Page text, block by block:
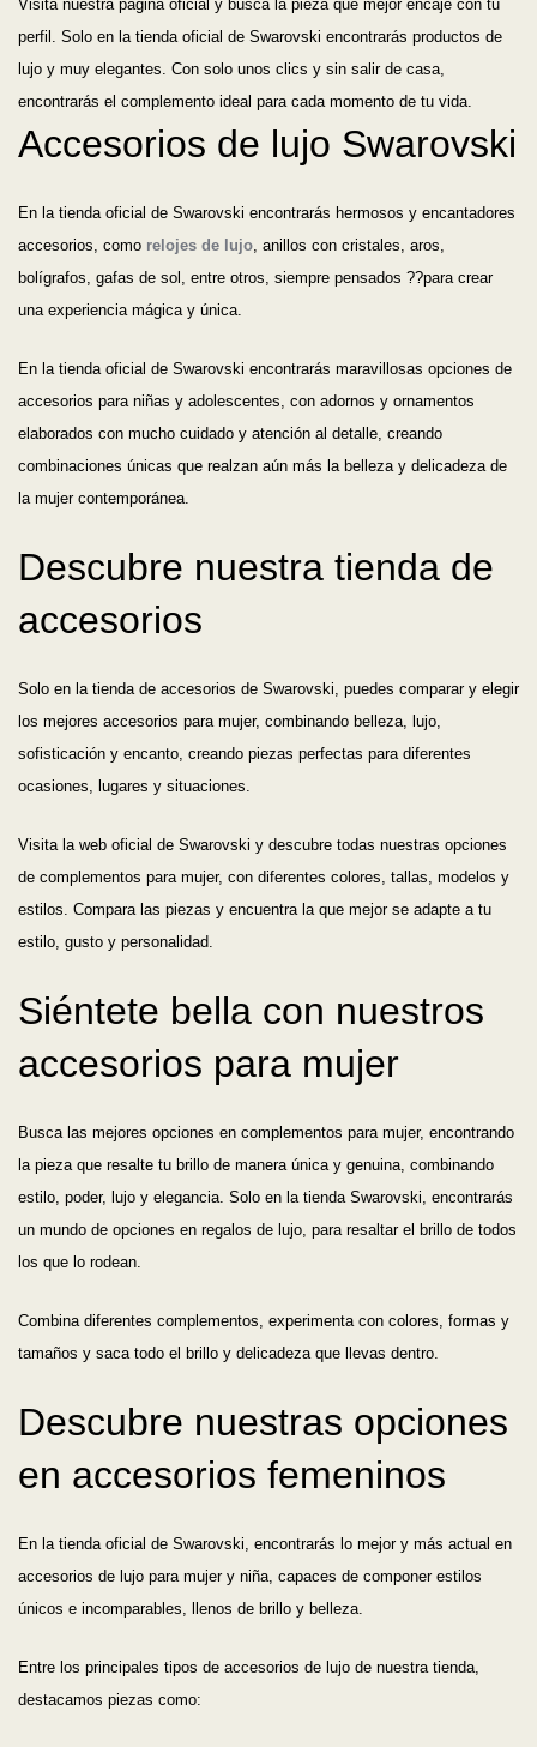
Visita nuestra página oficial y busca la pieza que mejor encaje con tu
perfil. Solo en la tienda oficial de Swarovski encontrarás productos de
lujo y muy elegantes. Con solo unos clics y sin salir de casa,
encontrarás el complemento ideal para cada momento de tu vida.
Accesorios de lujo Swarovski
En la tienda oficial de Swarovski encontrarás hermosos y encantadores
accesorios, como relojes de lujo , anillos con cristales, aros,
bolígrafos, gafas de sol, entre otros, siempre pensados ??para crear
una experiencia mágica y única.
En la tienda oficial de Swarovski encontrarás maravillosas opciones de
accesorios para niñas y adolescentes, con adornos y ornamentos
elaborados con mucho cuidado y atención al detalle, creando
combinaciones únicas que realzan aún más la belleza y delicadeza de
la mujer contemporánea.
Descubre nuestra tienda de
accesorios
Solo en la tienda de accesorios de Swarovski, puedes comparar y elegir
los mejores accesorios para mujer, combinando belleza, lujo,
sofisticación y encanto, creando piezas perfectas para diferentes
ocasiones, lugares y situaciones.
Visita la web oficial de Swarovski y descubre todas nuestras opciones
de complementos para mujer, con diferentes colores, tallas, modelos y
estilos. Compara las piezas y encuentra la que mejor se adapte a tu
estilo, gusto y personalidad.
Siéntete bella con nuestros
accesorios para mujer
Busca las mejores opciones en complementos para mujer, encontrando
la pieza que resalte tu brillo de manera única y genuina, combinando
estilo, poder, lujo y elegancia. Solo en la tienda Swarovski, encontrarás
un mundo de opciones en regalos de lujo, para resaltar el brillo de todos
los que lo rodean.
Combina diferentes complementos, experimenta con colores, formas y
tamaños y saca todo el brillo y delicadeza que llevas dentro.
Descubre nuestras opciones
en accesorios femeninos
En la tienda oficial de Swarovski, encontrarás lo mejor y más actual en
accesorios de lujo para mujer y niña, capaces de componer estilos
únicos e incomparables, llenos de brillo y belleza.
Entre los principales tipos de accesorios de lujo de nuestra tienda,
destacamos piezas como: